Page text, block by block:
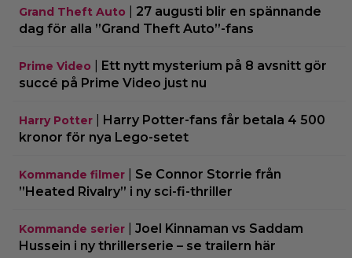
Grand Theft Auto
27 augusti blir en spännande
dag för alla ”Grand Theft Auto”-fans
Prime Video
Ett nytt mysterium på 8 avsnitt gör
succé på Prime Video just nu
Harry Potter
Harry Potter-fans får betala 4 500
kronor för nya Lego-setet
Kommande filmer
Se Connor Storrie från
”Heated Rivalry” i ny sci-fi-thriller
Kommande serier
Joel Kinnaman vs Saddam
Hussein i ny thrillerserie – se trailern här